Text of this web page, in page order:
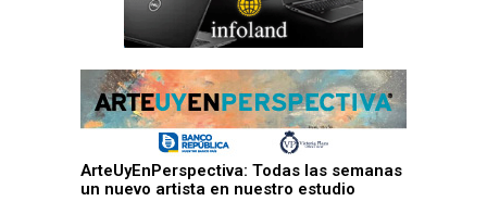
ArteUyEnPerspectiva: Todas las semanas
un nuevo artista en nuestro estudio